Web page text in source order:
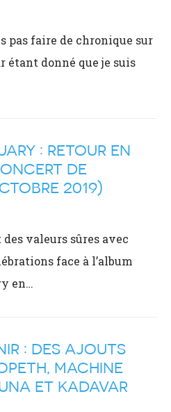
pas faire de chronique sur
étant donné que je suis
: RETOUR EN
DE
2019)
valeurs sûres avec
face à l’album
en…
: DES AJOUTS
MACHINE
ET KADAVAR